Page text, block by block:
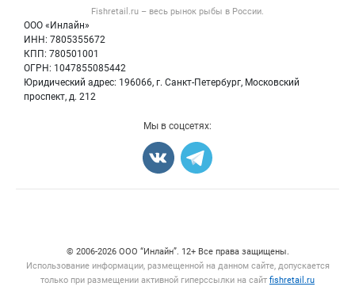
Fishretail.ru – весь рынок рыбы в России.
ООО «Инлайн»
ИНН: 7805355672
КПП: 780501001
ОГРН: 1047855085442
Юридический адрес: 196066, г. Санкт-Петербург, Московский
проспект, д. 212
Политика обработки персональных данных
Блог
Икра
Мы в соцсетях:
© 2006‑2026 ООО “Инлайн”. 12+ Все права защищены.
Использование информации, размещенной на данном сайте, допускается
только при размещении активной гиперссылки на сайт fishretail.ru